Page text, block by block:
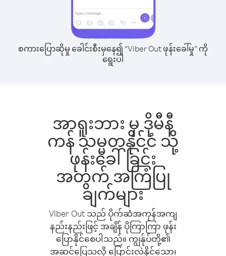
စကားပြောဆိုမှု ခေါင်းစီးမှနေ၍ “Viber Out ဖုန်းခေါ်မှု” ကို
ရွေးပါ
အာရူးဘား မှ ဒိုမီနီ
ကန် သမ္မတနိုင်ငံ သို့
ဖုန်းခေါ်ခြင်း
အတွက် အကြံပြု
ချက်များ
Viber Out သည် ပိုက်ဆံအကုန်အကျ
နည်းနည်းဖြင့် အချိန် ပိုကြာကြာ ဖုန်း
ပြောနိုင်စေပါသည်။ ကျွန်ုပ်တို့၏
အဆင်ပြေသလို ပြောင်းလဲနိုင်သော၊